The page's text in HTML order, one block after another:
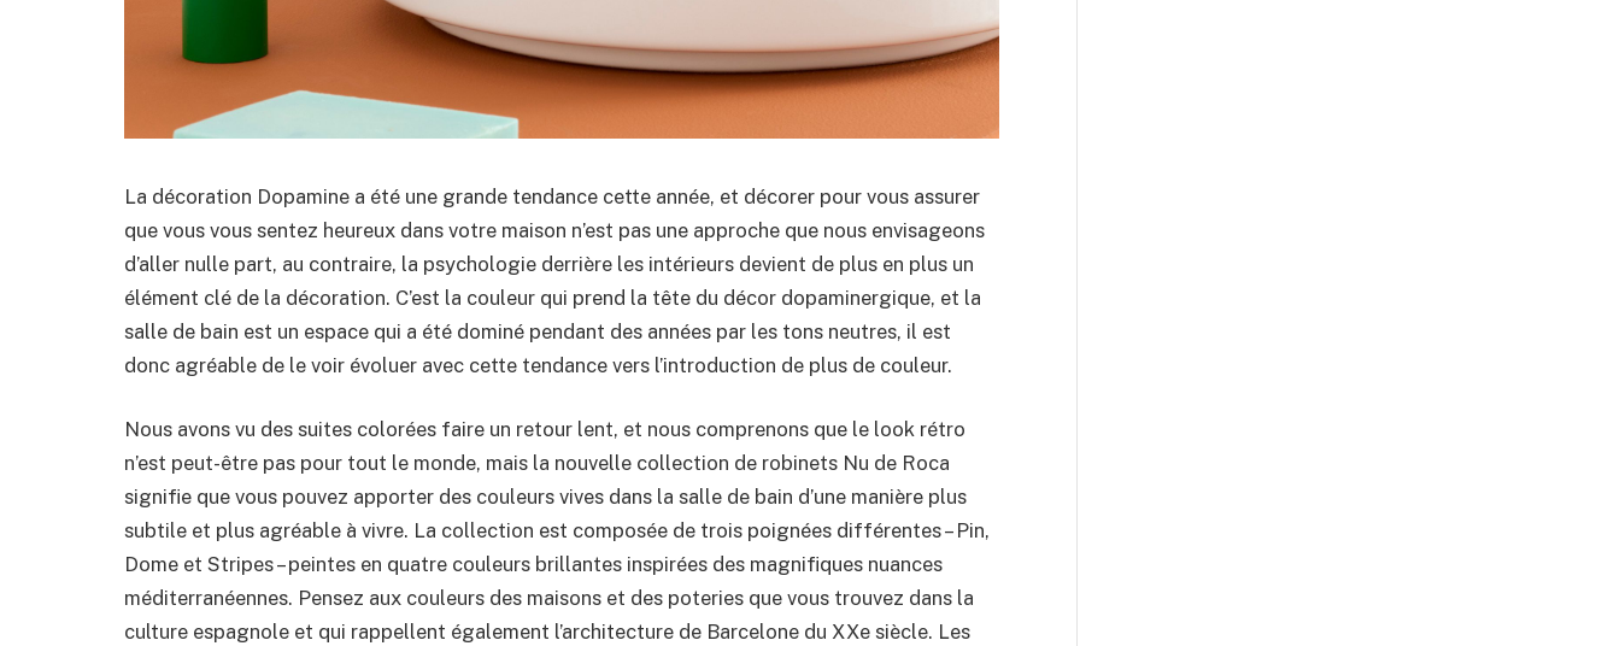
La décoration Dopamine a été une grande tendance cette année, et décorer pour vous assurer
que vous vous sentez heureux dans votre maison n’est pas une approche que nous envisageons
d’aller nulle part, au contraire, la psychologie derrière les intérieurs devient de plus en plus un
élément clé de la décoration. C’est la couleur qui prend la tête du décor dopaminergique, et la
salle de bain est un espace qui a été dominé pendant des années par les tons neutres, il est
donc agréable de le voir évoluer avec cette tendance vers l’introduction de plus de couleur.
Nous avons vu des suites colorées faire un retour lent, et nous comprenons que le look rétro
n’est peut-être pas pour tout le monde, mais la nouvelle collection de robinets Nu de Roca
signifie que vous pouvez apporter des couleurs vives dans la salle de bain d’une manière plus
subtile et plus agréable à vivre. La collection est composée de trois poignées différentes – Pin,
Dome et Stripes – peintes en quatre couleurs brillantes inspirées des magnifiques nuances
méditerranéennes. Pensez aux couleurs des maisons et des poteries que vous trouvez dans la
culture espagnole et qui rappellent également l’architecture de Barcelone du XXe siècle. Les